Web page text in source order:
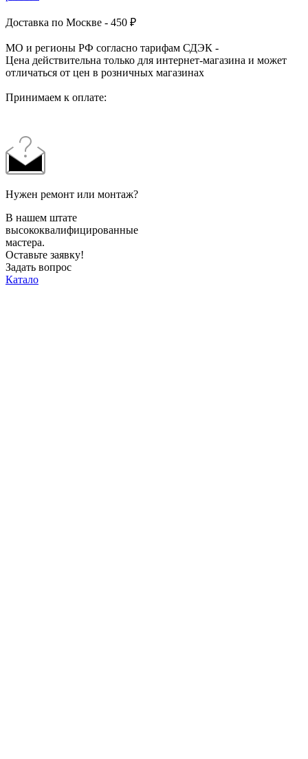
Доставка по Москве - 450 ₽
МО и регионы РФ согласно тарифам СДЭК -
Цена действительна только для интернет-магазина и может
отличаться от цен в розничных магазинах
Принимаем к оплате:
Нужен ремонт или монтаж?
В нашем штате
высококвалифицированные
мастера.
Оставьте заявку!
Задать вопрос
Катало